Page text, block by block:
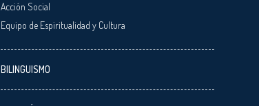
Acción Social
Equipo de Espiritualidad y Cultura
BILINGUISMO